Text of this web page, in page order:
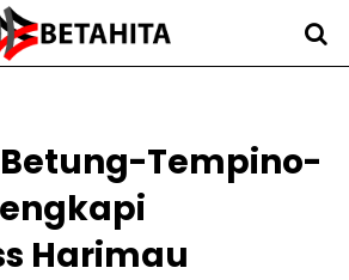
Tempino-
Harimau